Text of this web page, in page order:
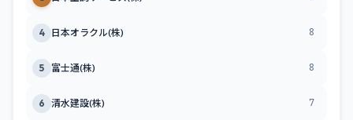
4 日本オラクル(株) 8
5 富士通(株) 8
6 清水建設(株) 7